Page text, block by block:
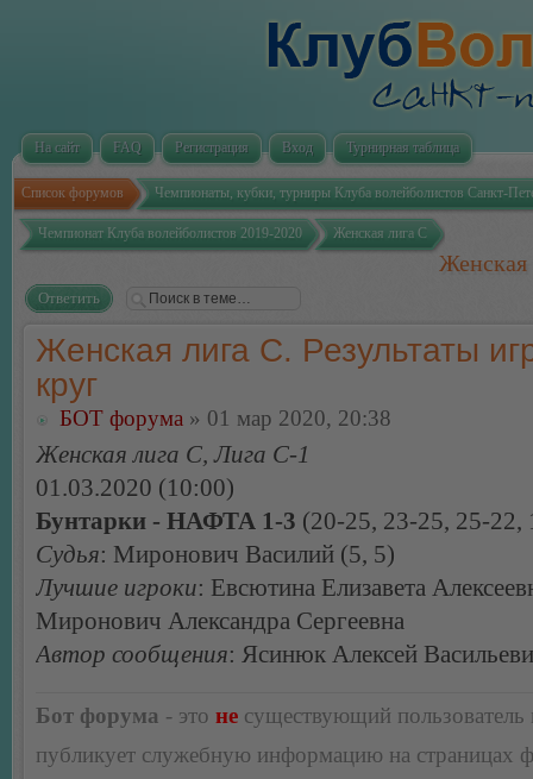
На сайт FAQ Регистрация Вход Турнирная таблица
Список форумов Чемпионаты, кубки, турниры Клуба волейболистов Санкт-
Чемпионат Клуба волейболистов 2019-2020 Женская лига С
Женская
Ответить
Женская лига С. Результаты
круг
БОТ форума » 01 мар 2020, 20:38
Женская лига С, Лига С-1
01.03.2020 (10:00)
Бунтарки - НАФТА 1-3 (20-25, 23-25, 25-22,
Судья: Миронович Василий (5, 5)
Лучшие игроки: Евсютина Елизавета
Миронович Александра Сергеевна
Автор сообщения: Ясинюк Алексей
Бот форума - это не существующий пользователь
публикует служебную информацию на страницах